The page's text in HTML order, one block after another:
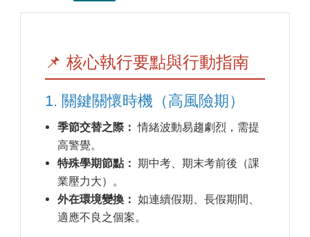
📌 核心執行要點與行動指南
1. 關鍵關懷時機（高風險期）
季節交替之際： 情緒波動易趨劇烈，需提
高警覺。
特殊學期節點： 期中考、期末考前後（課
業壓力大）。
外在環境變換： 如連續假期、長假期間、
適應不良之個案。